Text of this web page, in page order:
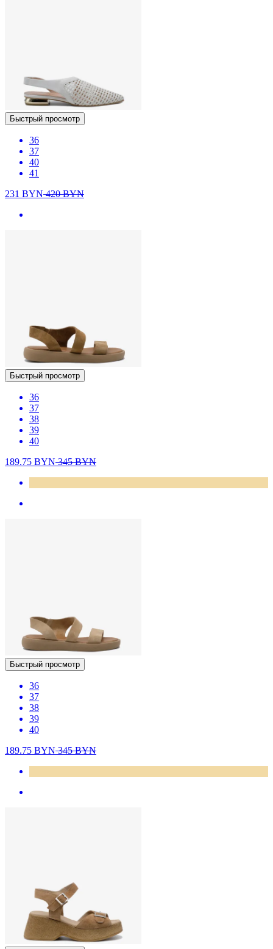
Быстрый просмотр
36
37
40
41
231 BYN420BYN
Быстрый просмотр
36
37
38
39
40
189.75 BYN345BYN
Быстрый просмотр
36
37
38
39
40
189.75 BYN345BYN